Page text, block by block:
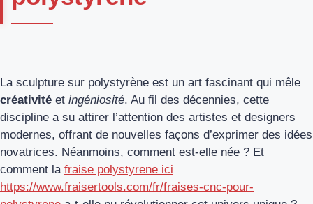
La sculpture sur polystyrène est un art fascinant qui mêle
créativité et ingéniosité. Au fil des décennies, cette
discipline a su attirer l’attention des artistes et designers
modernes, offrant de nouvelles façons d’exprimer des idées
novatrices. Néanmoins, comment est-elle née ? Et
comment la fraise polystyrene ici
https://www.fraisertools.com/fr/fraises-cnc-pour-